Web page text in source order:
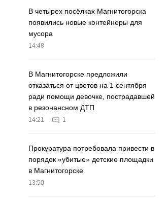
В четырех посёлках Магнитогорска
появились новые контейнеры для
мусора
14:48
В Магнитогорске предложили
отказаться от цветов на 1 сентября
ради помощи девочке, пострадавшей
в резонансном ДТП
14:21 1
Прокуратура потребовала привести в
порядок «убитые» детские площадки
в Магнитогорске
13:50